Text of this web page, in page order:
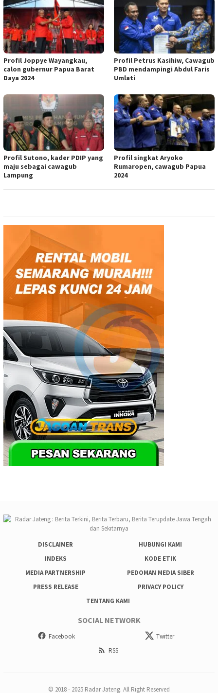
Profil Joppye Wayangkau,
calon gubernur Papua Barat
Daya 2024
Profil Petrus Kasihiw, Cawagub
PBD mendampingi Abdul Faris
Umlati
Profil Sutono, kader PDIP yang
maju sebagai cawagub
Lampung
Profil singkat Aryoko
Rumaropen, cawagub Papua
2024
DISCLAIMER
HUBUNGI KAMI
INDEKS
KODE ETIK
MEDIA PARTNERSHIP
PEDOMAN MEDIA SIBER
PRESS RELEASE
PRIVACY POLICY
TENTANG KAMI
SOCIAL NETWORK
Facebook
Twitter
RSS
© 2018 - 2025 Radar Jateng. All Right Reserved